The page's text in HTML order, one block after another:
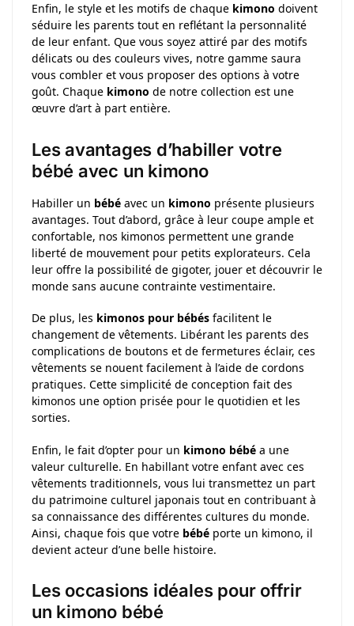
Enfin, le style et les motifs de chaque kimono doivent
séduire les parents tout en reflétant la personnalité
de leur enfant. Que vous soyez attiré par des motifs
délicats ou des couleurs vives, notre gamme saura
vous combler et vous proposer des options à votre
goût. Chaque kimono de notre collection est une
œuvre d’art à part entière.
Les avantages d’habiller votre
bébé avec un kimono
Habiller un bébé avec un kimono présente plusieurs
avantages. Tout d’abord, grâce à leur coupe ample et
confortable, nos kimonos permettent une grande
liberté de mouvement pour petits explorateurs. Cela
leur offre la possibilité de gigoter, jouer et découvrir le
monde sans aucune contrainte vestimentaire.
De plus, les kimonos pour bébés facilitent le
changement de vêtements. Libérant les parents des
complications de boutons et de fermetures éclair, ces
vêtements se nouent facilement à l’aide de cordons
pratiques. Cette simplicité de conception fait des
kimonos une option prisée pour le quotidien et les
sorties.
Enfin, le fait d’opter pour un kimono bébé a une
valeur culturelle. En habillant votre enfant avec ces
vêtements traditionnels, vous lui transmettez un part
du patrimoine culturel japonais tout en contribuant à
sa connaissance des différentes cultures du monde.
Ainsi, chaque fois que votre bébé porte un kimono, il
devient acteur d’une belle histoire.
Les occasions idéales pour offrir
un kimono bébé